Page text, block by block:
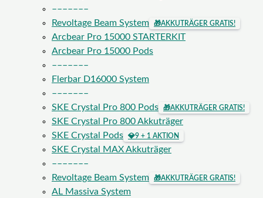
–––––––
Revoltage Beam System
🎁AKKUTRÄGER GRATIS!
Arcbear Pro 15000 STARTERKIT
Arcbear Pro 15000 Pods
–––––––
Flerbar D16000 System
–––––––
SKE Crystal Pro 800 Pods
🎁AKKUTRÄGER GRATIS!
SKE Crystal Pro 800 Akkuträger
SKE Crystal Pods
💎9 + 1 AKTION
SKE Crystal MAX Akkuträger
–––––––
Revoltage Beam System
🎁AKKUTRÄGER GRATIS!
AL Massiva System